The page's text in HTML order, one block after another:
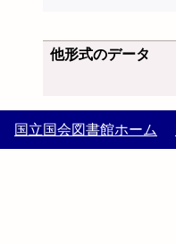
他形式のデータ
国立国会図書館ホーム